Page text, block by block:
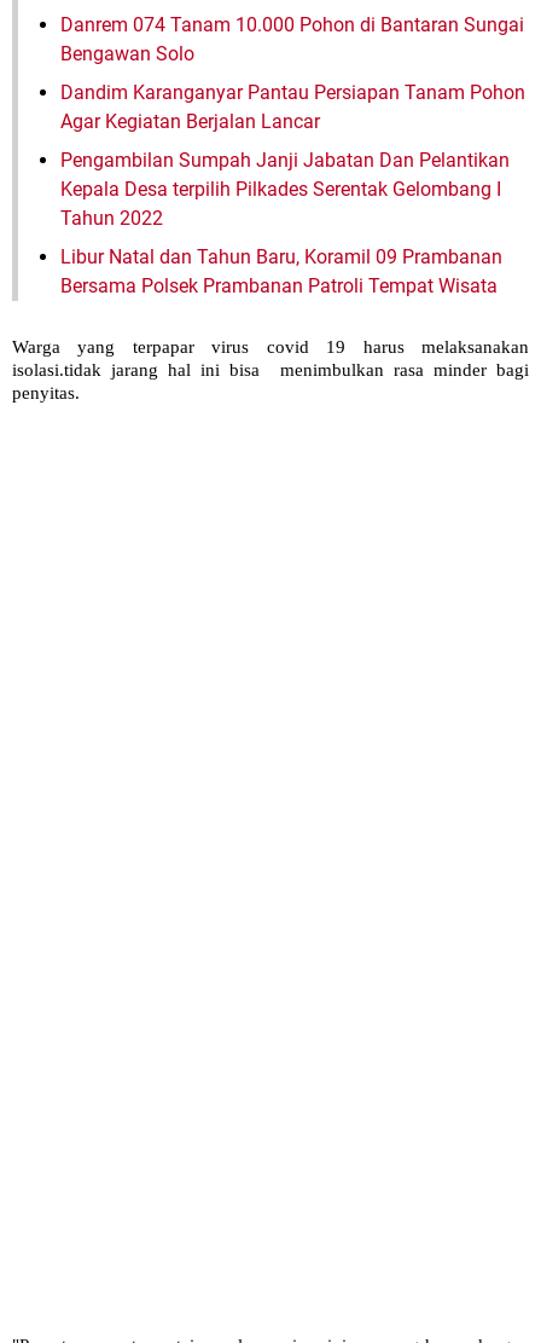
Danrem 074 Tanam 10.000 Pohon di Bantaran Sungai
Bengawan Solo
Dandim Karanganyar Pantau Persiapan Tanam Pohon
Agar Kegiatan Berjalan Lancar
Pengambilan Sumpah Janji Jabatan Dan Pelantikan
Kepala Desa terpilih Pilkades Serentak Gelombang I
Tahun 2022
Libur Natal dan Tahun Baru, Koramil 09 Prambanan
Bersama Polsek Prambanan Patroli Tempat Wisata
Warga yang terpapar virus covid 19 harus melaksanakan
isolasi.tidak jarang hal ini bisa menimbulkan rasa minder bagi
penyitas.